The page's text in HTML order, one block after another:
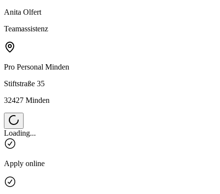
Anita Olfert
Teamassistenz
Pro Personal Minden
Stiftstraße 35
32427 Minden
Loading...
Apply online